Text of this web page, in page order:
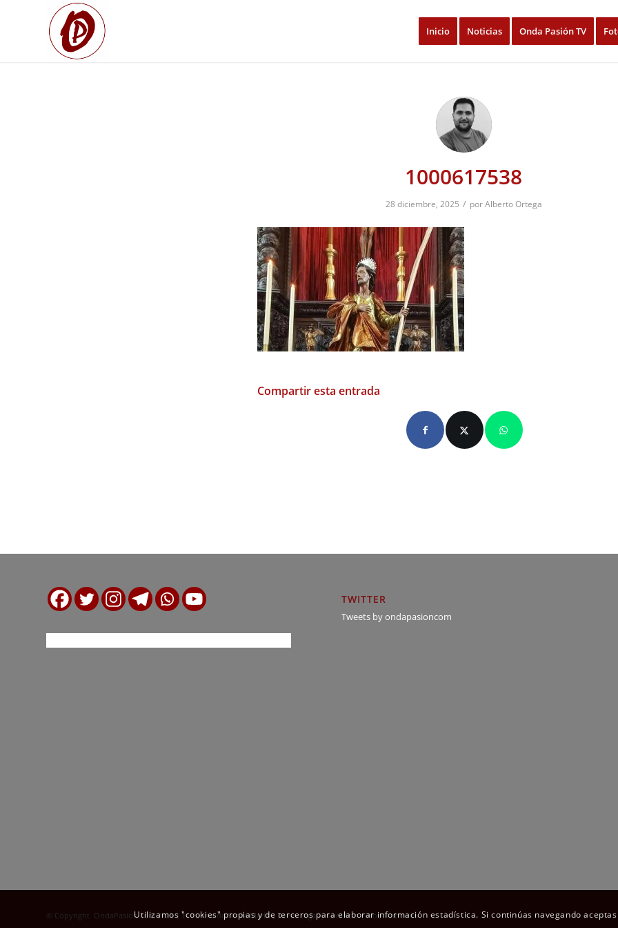
Inicio Noticias Onda Pasión TV
1000617538
28 diciembre, 2025 / porAlberto Ortega
Compartir esta entrada
TWITTER
Tweets by ondapasioncom
© Copyright OndaPasion.com 2025 | El Puerto de Santa María | Aviso Legal|Contacto|Notificaciones
Utilizamos "cookies" propias y de terceros para elaborar información estadística. Si continúas navegando